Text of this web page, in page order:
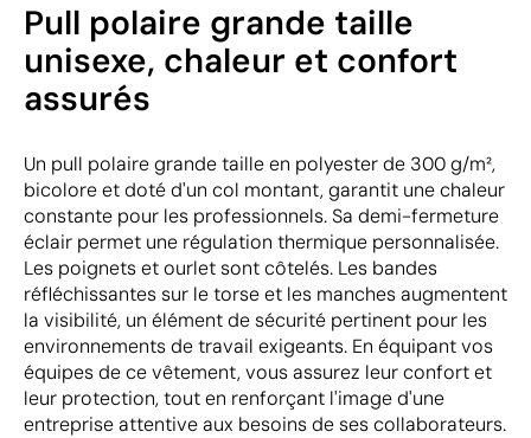
Pull polaire grande taille
unisexe, chaleur et confort
assurés
Un pull polaire grande taille en polyester de 300 g/m²,
bicolore et doté d'un col montant, garantit une chaleur
constante pour les professionnels. Sa demi-fermeture
éclair permet une régulation thermique personnalisée.
Les poignets et ourlet sont côtelés. Les bandes
réfléchissantes sur le torse et les manches augmentent
la visibilité, un élément de sécurité pertinent pour les
environnements de travail exigeants. En équipant vos
équipes de ce vêtement, vous assurez leur confort et
leur protection, tout en renforçant l'image d'une
entreprise attentive aux besoins de ses collaborateurs.